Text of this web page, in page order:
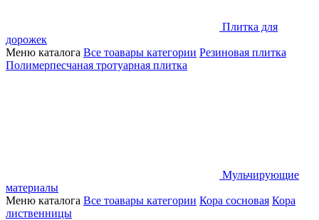
Плитка для
дорожек
Меню каталога Все тоавары категории Резиновая плитка
Полимерпесчаная тротуарная плитка
Мульчирующие
материалы
Меню каталога Все тоавары категории Кора сосновая Кора
лиственницы